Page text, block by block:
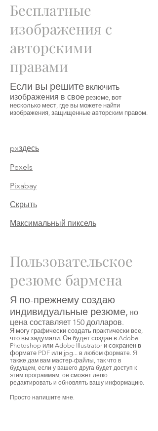
Бесплатные
изображения с
авторскими
правами
Если вы решите включить
изображения в свое резюме, вот
несколько мест, где вы можете найти
изображения, защищенные авторским правом.
pxздесь
Pexels
Pixabay
Скрыть
Максимальный пиксель
Пользовательское
резюме бармена
Я по-прежнему создаю
индивидуальные резюме, но
цена составляет 150 долларов.
Я могу графически создать практически все,
что вы задумали. Он будет создан в Adobe
Photoshop или Adobe Illustrator и сохранен в
формате PDF или jpg... в любом формате. Я
также дам вам мастер-файлы, так что в
будущем, если у вашего друга будет доступ к
этим программам, он сможет легко
редактировать и обновлять вашу информацию.
Просто напишите мне.